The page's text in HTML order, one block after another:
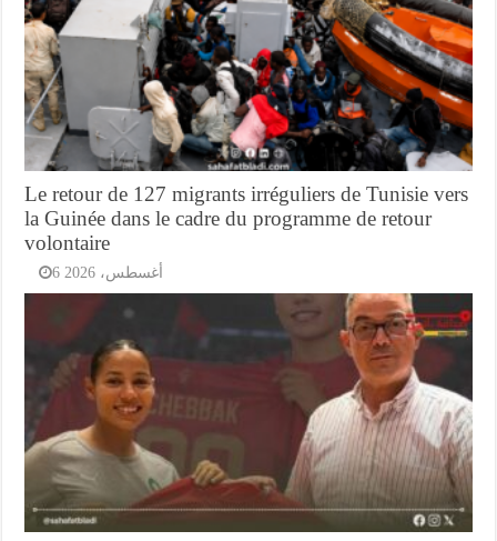
Le retour de 127 migrants irréguliers de Tunisie vers
la Guinée dans le cadre du programme de retour
volontaire
6 أغسطس، 2026